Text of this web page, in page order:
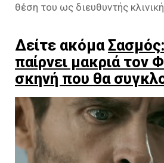
θέση του ως διευθυντής
Δείτε ακόμα
παίρνει μακριά τον
σκηνή που θα